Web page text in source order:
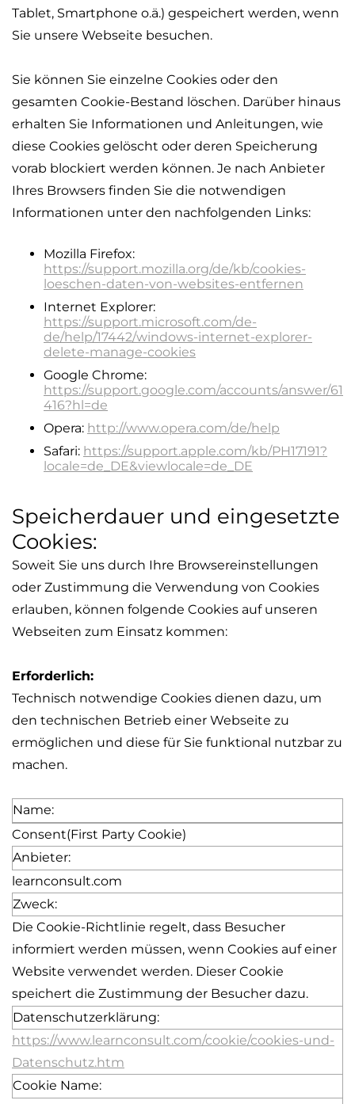
Tablet, Smartphone o.ä.) gespeichert werden, wenn
Sie unsere Webseite besuchen.
Sie können Sie einzelne Cookies oder den
gesamten Cookie-Bestand löschen. Darüber hinaus
erhalten Sie Informationen und Anleitungen, wie
diese Cookies gelöscht oder deren Speicherung
vorab blockiert werden können. Je nach Anbieter
Ihres Browsers finden Sie die notwendigen
Informationen unter den nachfolgenden Links:
Mozilla Firefox:
https://support.mozilla.org/de/kb/cookies-
loeschen-daten-von-websites-entfernen
Internet Explorer:
https://support.microsoft.com/de-
de/help/17442/windows-internet-explorer-
delete-manage-cookies
Google Chrome:
https://support.google.com/accounts/answer/61
416?hl=de
Opera: http://www.opera.com/de/help
Safari: https://support.apple.com/kb/PH17191?
locale=de_DE&viewlocale=de_DE
Speicherdauer und eingesetzte
Cookies:
Soweit Sie uns durch Ihre Browsereinstellungen
oder Zustimmung die Verwendung von Cookies
erlauben, können folgende Cookies auf unseren
Webseiten zum Einsatz kommen:
Erforderlich:
Technisch notwendige Cookies dienen dazu, um
den technischen Betrieb einer Webseite zu
ermöglichen und diese für Sie funktional nutzbar zu
machen.
Name:
Consent(First Party Cookie)
Anbieter:
learnconsult.com
Zweck:
Die Cookie-Richtlinie regelt, dass Besucher
informiert werden müssen, wenn Cookies auf einer
Website verwendet werden. Dieser Cookie
speichert die Zustimmung der Besucher dazu.
Datenschutzerklärung:
https://www.learnconsult.com/cookie/cookies-und-
Datenschutz.htm
Cookie Name: